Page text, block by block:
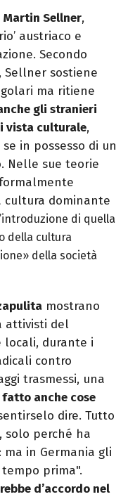
Martin Sellner,
austriaco e
Secondo
Sellner sostiene
ma ritiene
gli stranieri
vista culturale,
in possesso di un
Nelle sue teorie
dominante
di quella
della cultura
della società
mostrano
attivisti del
locali, durante i
contro
trasmessi, una
anche cose
dire. Tutto
perché ha
in Germania gli
prima".
d’accordo nel